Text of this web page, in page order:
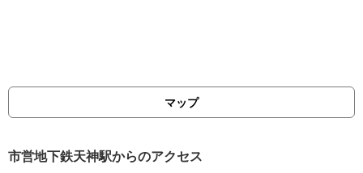
マップ
市営地下鉄天神駅からのアクセス